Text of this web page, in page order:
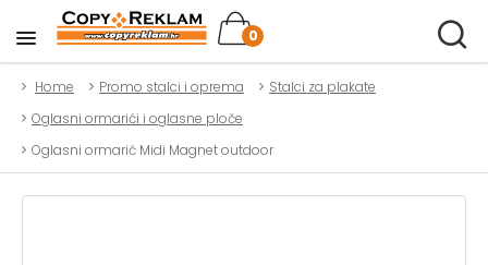
0
Home Promo stalci i oprema
Stalci za plakate
Oglasni ormarići i oglasne ploče
Oglasni ormarić Midi Magnet outdoor